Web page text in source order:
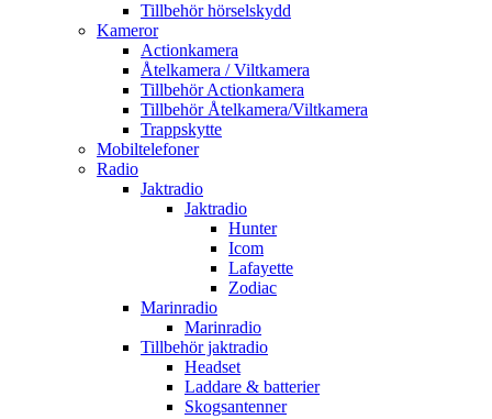
Tillbehör hörselskydd
Kameror
Actionkamera
Åtelkamera / Viltkamera
Tillbehör Actionkamera
Tillbehör Åtelkamera/Viltkamera
Trappskytte
Mobiltelefoner
Radio
Jaktradio
Jaktradio
Hunter
Icom
Lafayette
Zodiac
Marinradio
Marinradio
Tillbehör jaktradio
Headset
Laddare & batterier
Skogsantenner